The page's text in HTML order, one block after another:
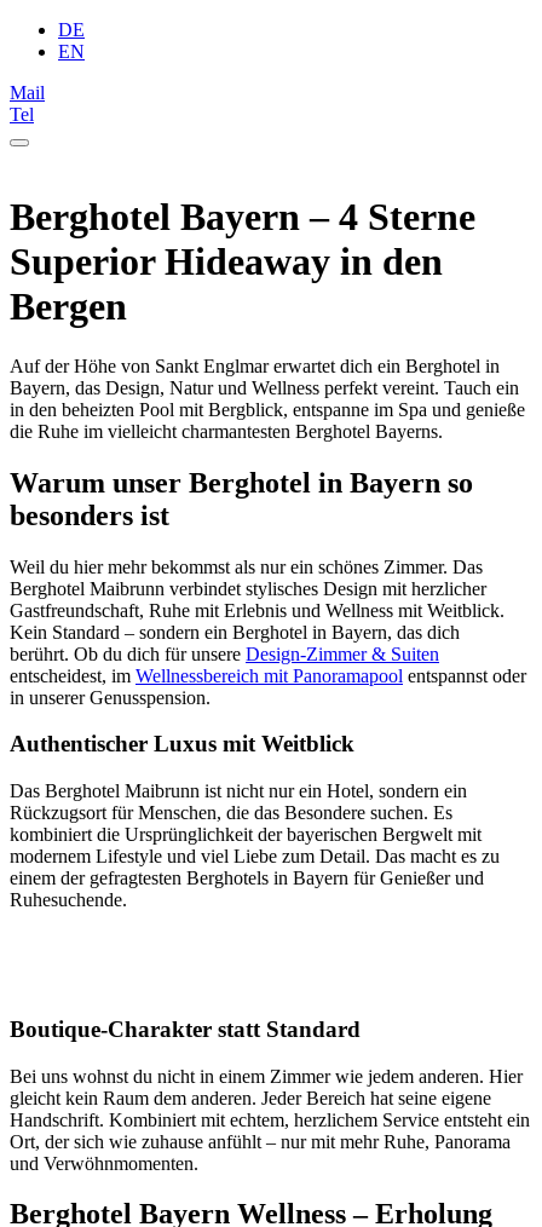
DE
EN
Mail
Tel
Berghotel Bayern – 4 Sterne
Superior Hideaway in den
Bergen
Auf der Höhe von Sankt Englmar erwartet dich ein Berghotel in
Bayern, das Design, Natur und Wellness perfekt vereint. Tauch ein
in den beheizten Pool mit Bergblick, entspanne im Spa und genieße
die Ruhe im vielleicht charmantesten Berghotel Bayerns.
Warum unser Berghotel in Bayern so
besonders ist
Weil du hier mehr bekommst als nur ein schönes Zimmer. Das
Berghotel Maibrunn verbindet stylisches Design mit herzlicher
Gastfreundschaft, Ruhe mit Erlebnis und Wellness mit Weitblick.
Kein Standard – sondern ein Berghotel in Bayern, das dich
berührt. Ob du dich für unsere Design-Zimmer & Suiten
entscheidest, im Wellnessbereich mit Panoramapool entspannst oder
in unserer Genusspension.
Authentischer Luxus mit Weitblick
Das Berghotel Maibrunn ist nicht nur ein Hotel, sondern ein
Rückzugsort für Menschen, die das Besondere suchen. Es
kombiniert die Ursprünglichkeit der bayerischen Bergwelt mit
modernem Lifestyle und viel Liebe zum Detail. Das macht es zu
einem der gefragtesten Berghotels in Bayern für Genießer und
Ruhesuchende.
Boutique-Charakter statt Standard
Bei uns wohnst du nicht in einem Zimmer wie jedem anderen. Hier
gleicht kein Raum dem anderen. Jeder Bereich hat seine eigene
Handschrift. Kombiniert mit echtem, herzlichem Service entsteht ein
Ort, der sich wie zuhause anfühlt – nur mit mehr Ruhe, Panorama
und Verwöhnmomenten.
Berghotel Bayern Wellness – Erholung